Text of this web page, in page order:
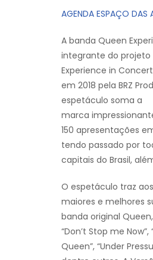
AGENDA ESPAÇO DAS
A banda Queen
integrante do projeto
Experience in
em 2018 pela BRZ
espetáculo soma a
marca
150 apresentações
tendo passado por
capitais do Brasil,
O espetáculo traz
maiores e melhores
banda original
“Don’t Stop me Now”,
Queen”, “Under